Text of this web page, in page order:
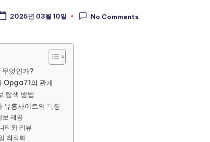
2025년 03월 10일 No Comments
엇인가?
Opga71의 관계
탐색 방법
유흥사이트의 특징
보 제공
티와 리뷰
최적화